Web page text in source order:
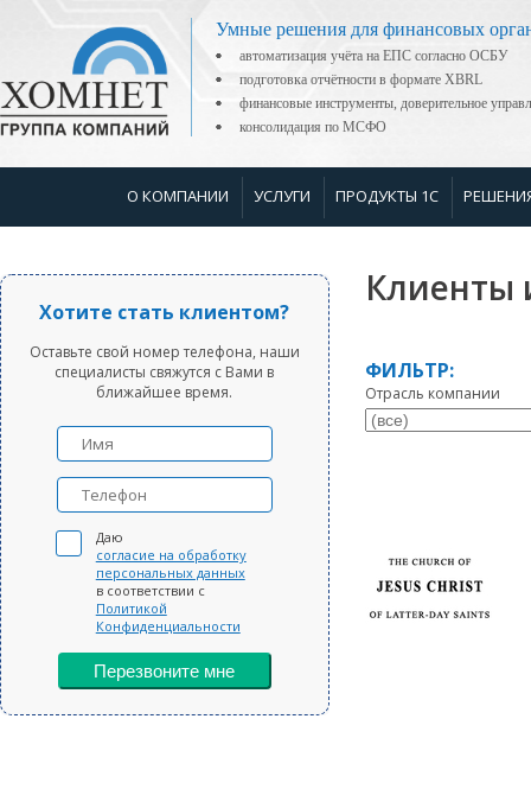
Умные решения для финансовых
автоматизация учёта на ЕПС согласно ОСБУ
подготовка отчётности в формате XBRL
финансовые инструменты, доверительное
консолидация по МСФО
О КОМПАНИИ УСЛУГИ ПРОДУКТЫ 1С
Хотите стать клиентом?
Оставьте свой номер телефона, наши
специалисты свяжутся с Вами в
ближайшее время.
Даю
согласие на обработку
персональных данных
в соответствии с
Политикой
Конфиденциальности
Перезвоните мне
Клиенты
ФИЛЬТР:
Отрасль компании